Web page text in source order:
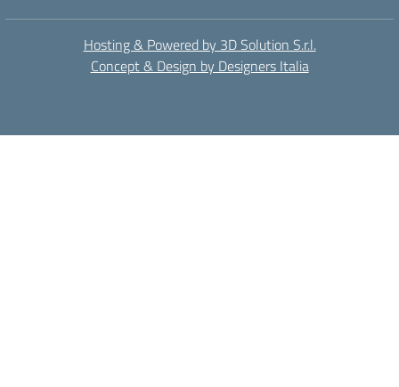
Hosting & Powered by 3D Solution S.r.l.
Concept & Design by Designers Italia